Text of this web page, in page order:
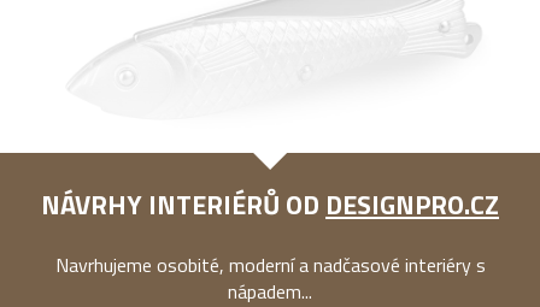
NÁVRHY INTERIÉRŮ OD DESIGNPRO.CZ
Navrhujeme osobité, moderní a nadčasové interiéry s
nápadem...